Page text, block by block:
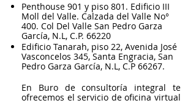
Penthouse 901 y piso 801. Edificio III
Moll del Valle. Calzada del Valle No°
400. Col Del Valle San Pedro Garza
García, N.L, C.P. 66220
Edificio Tanarah, piso 22, Avenida José
Vasconcelos 345, Santa Engracia, San
Pedro Garza García, N.L, C.P 66267.
En Buro de consultoría integral te
ofrecemos el servicio de oficina virtual